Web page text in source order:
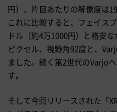
円）、片目あたりの解像度は
これに比較すると、フェイス
ドル（約4万1000円）と格安
ピクセル、視野角92度と、
ました。続く第2世代のVarjo
す。
そして今回リリースされた「